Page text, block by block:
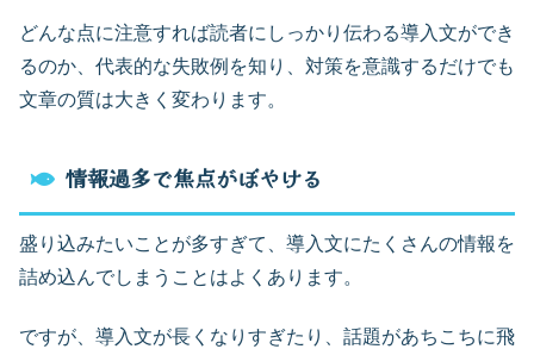
どんな点に注意すれば読者にしっかり伝わる導入文ができ
るのか、代表的な失敗例を知り、対策を意識するだけでも
文章の質は大きく変わります。
情報過多で焦点がぼやける
盛り込みたいことが多すぎて、導入文にたくさんの情報を
詰め込んでしまうことはよくあります。
ですが、導入文が長くなりすぎたり、話題があちこちに飛